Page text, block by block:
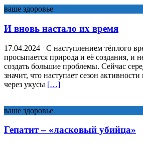
ваше здоровье
И вновь настало их время
17.04.2024 С наступлением тёплого
просыпается природа и её создания, и
создать большие проблемы. Сейчас
значит, что наступает сезон
через укусы […]
ваше здоровье
Гепатит – «ласковый убийца»